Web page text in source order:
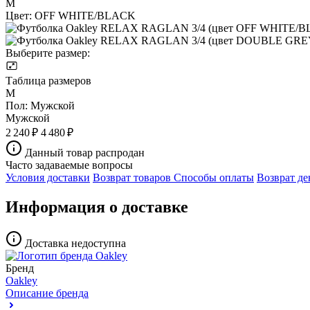
M
Цвет: OFF WHITE/BLACK
Выберите размер:
Таблица размеров
M
Пол: Мужской
Мужской
2 240 ₽ 4 480 ₽
Данный товар распродан
Часто задаваемые вопросы
Условия доставки Возврат товаров Способы оплаты Возврат
Информация о доставке
Доставка недоступна
Бренд
Oakley
Описание бренда